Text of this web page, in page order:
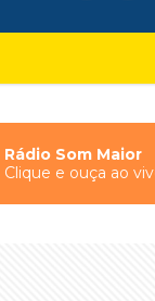
Rádio Som Maior
Clique e ouça ao